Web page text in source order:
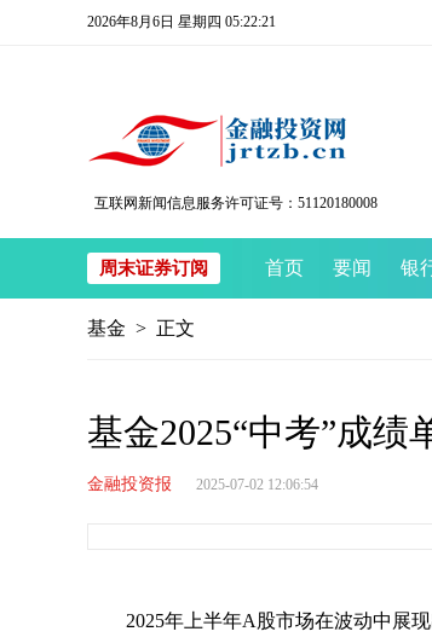
2026年8月6日 星期四 05:22:21
互联网新闻信息服务许可证号：51120180008
周末证券订阅 首页 要闻 银
基金 > 正文
基金2025“中考”成
金融投资报 2025-07-02 12:06:54
2025年上半年A股市场在波动中展